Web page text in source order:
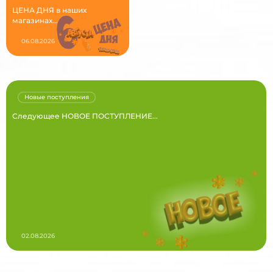
ЦЕНА ДНЯ в наших
магазинах...
06.08.2026
Следующее НОВОЕ ПОСТУПЛЕНИЕ...
Новые поступления
02.08.2026